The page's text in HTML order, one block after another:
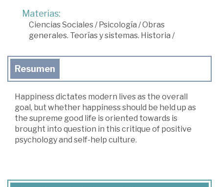
Materias:
Ciencias Sociales/ Psicología /Obras
generales. Teorías y sistemas. Historia /
Resumen
Happiness dictates modern lives as the overall
goal, but whether happiness should be held up as
the supreme good life is oriented towards is
brought into question in this critique of positive
psychology and self-help culture.